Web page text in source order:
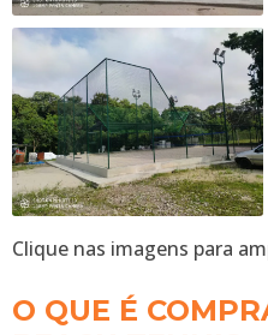
Clique nas imagens para
O QUE É